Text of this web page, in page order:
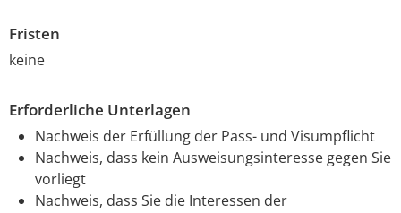
Fristen
keine
Erforderliche Unterlagen
Nachweis der Erfüllung der Pass- und Visumpflicht
Nachweis, dass kein Ausweisungsinteresse gegen Sie
vorliegt
Nachweis, dass Sie die Interessen der